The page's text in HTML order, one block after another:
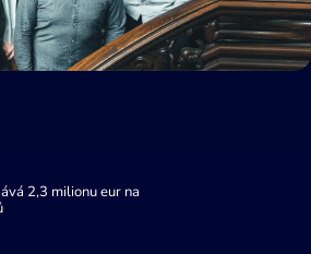
2,3 milionu eur na